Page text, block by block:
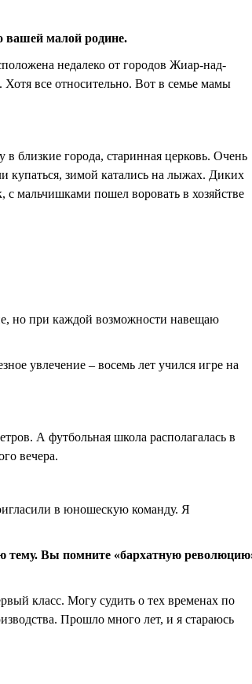
вашей малой родине.
недалеко от городов Жиар-над-
все относительно. Вот в семье мамы
близкие города, старинная церковь. Очень
купаться, зимой катались на лыжах. Диких
мальчишками пошел воровать в хозяйстве
но при каждой возможности навещаю
увлечение – восемь лет учился игре на
А футбольная школа располагалась в
вечера.
в юношескую команду. Я
тему. Вы помните «бархатную
класс. Могу судить о тех временах по
Прошло много лет, и я стараюсь